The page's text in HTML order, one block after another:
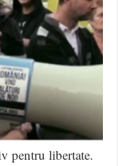
pentru libertate.